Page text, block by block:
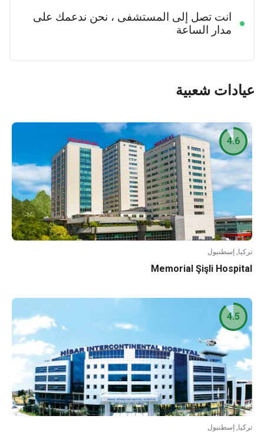
انت تصل إلى المستشفى ، نحن ندعمك على
مدار الساعة
شعبية
إسطنبول
Memorial Şişli
4.6
إسطنبول